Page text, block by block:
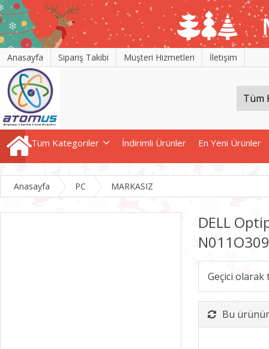
Anasayfa Sipariş Takibi Müşteri Hizmetleri İletişim
Tüm Kategoriler İndirimli Ürünler En Yeni Ürünler
Anasayfa PC MARKASIZ
DELL
Geçici
Bu